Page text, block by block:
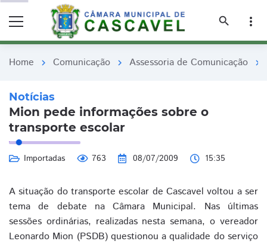
search
more_vert
Home chevron_right Comunicação chevron_right Assessoria de Comunicação chevron_right
Notícias
Mion pede informações sobre o
transporte escolar
Importadas 763 08/07/2009 15:35
A situação do transporte escolar de Cascavel voltou a ser
tema de debate na Câmara Municipal. Nas últimas
sessões ordinárias, realizadas nesta semana, o vereador
Leonardo Mion (PSDB) questionou a qualidade do serviço